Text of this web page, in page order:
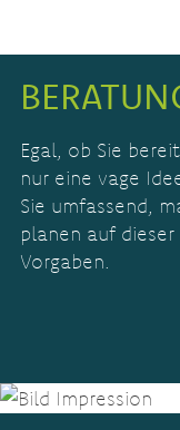
Egal, ob Sie
nur eine vage
Sie umfassend,
planen auf
Vorgaben.